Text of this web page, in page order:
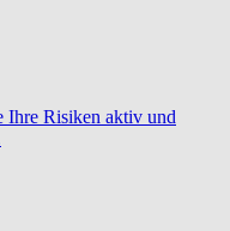
Ihre Risiken aktiv und